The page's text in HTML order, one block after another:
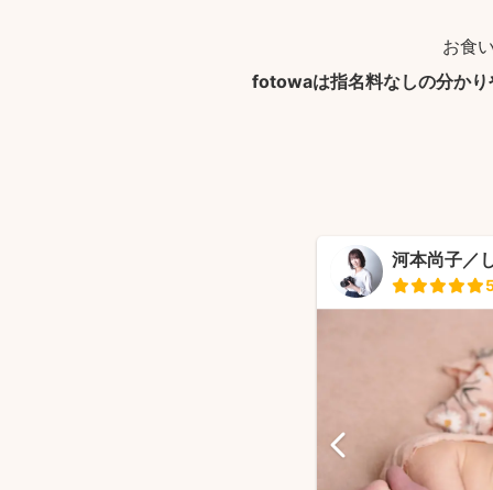
お食
fotowaは指名料なしの分かり
河本尚子／